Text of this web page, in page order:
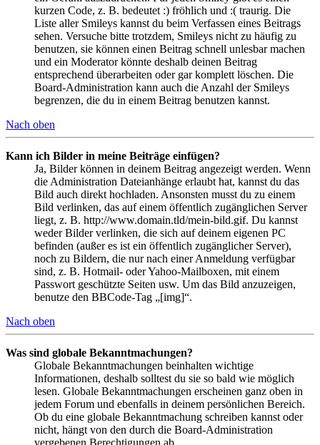
kurzen Code, z. B. bedeutet :) fröhlich und :( traurig. Die
Liste aller Smileys kannst du beim Verfassen eines Beitrags
sehen. Versuche bitte trotzdem, Smileys nicht zu häufig zu
benutzen, sie können einen Beitrag schnell unlesbar machen
und ein Moderator könnte deshalb deinen Beitrag
entsprechend überarbeiten oder gar komplett löschen. Die
Board-Administration kann auch die Anzahl der Smileys
begrenzen, die du in einem Beitrag benutzen kannst.
Nach oben
Kann ich Bilder in meine Beiträge einfügen?
Ja, Bilder können in deinem Beitrag angezeigt werden. Wenn
die Administration Dateianhänge erlaubt hat, kannst du das
Bild auch direkt hochladen. Ansonsten musst du zu einem
Bild verlinken, das auf einem öffentlich zugänglichen Server
liegt, z. B. http://www.domain.tld/mein-bild.gif. Du kannst
weder Bilder verlinken, die sich auf deinem eigenen PC
befinden (außer es ist ein öffentlich zugänglicher Server),
noch zu Bildern, die nur nach einer Anmeldung verfügbar
sind, z. B. Hotmail- oder Yahoo-Mailboxen, mit einem
Passwort geschützte Seiten usw. Um das Bild anzuzeigen,
benutze den BBCode-Tag „[img]“.
Nach oben
Was sind globale Bekanntmachungen?
Globale Bekanntmachungen beinhalten wichtige
Informationen, deshalb solltest du sie so bald wie möglich
lesen. Globale Bekanntmachungen erscheinen ganz oben in
jedem Forum und ebenfalls in deinem persönlichen Bereich.
Ob du eine globale Bekanntmachung schreiben kannst oder
nicht, hängt von den durch die Board-Administration
vergebenen Berechtigungen ab.